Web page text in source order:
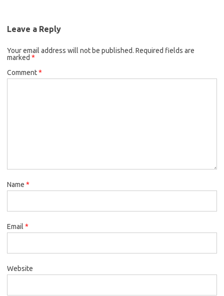
Leave a Reply
Your email address will not be published. Required fields are
marked *
Comment*
Name *
Email *
Website